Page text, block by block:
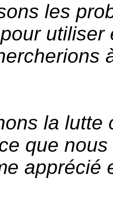
les
la lutte
que